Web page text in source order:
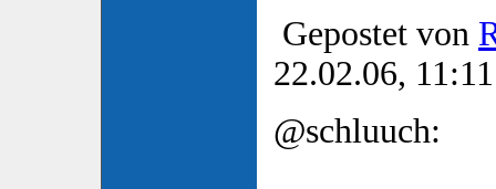
Gepostet von
22.02.06, 11:11
@schluuch: